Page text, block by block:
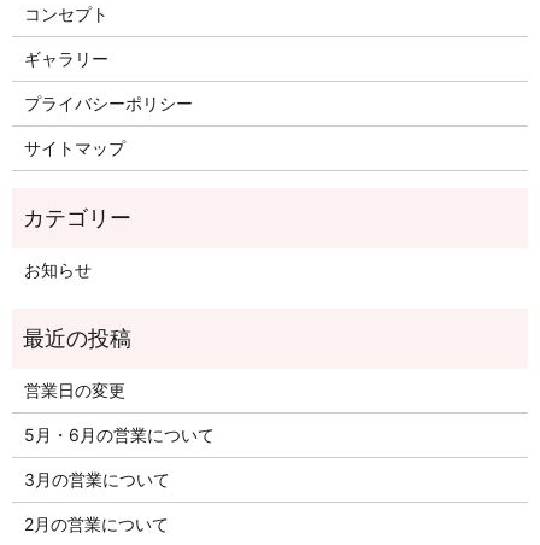
コンセプト
ギャラリー
プライバシーポリシー
サイトマップ
お知らせ
営業日の変更
5月・6月の営業について
3月の営業について
2月の営業について